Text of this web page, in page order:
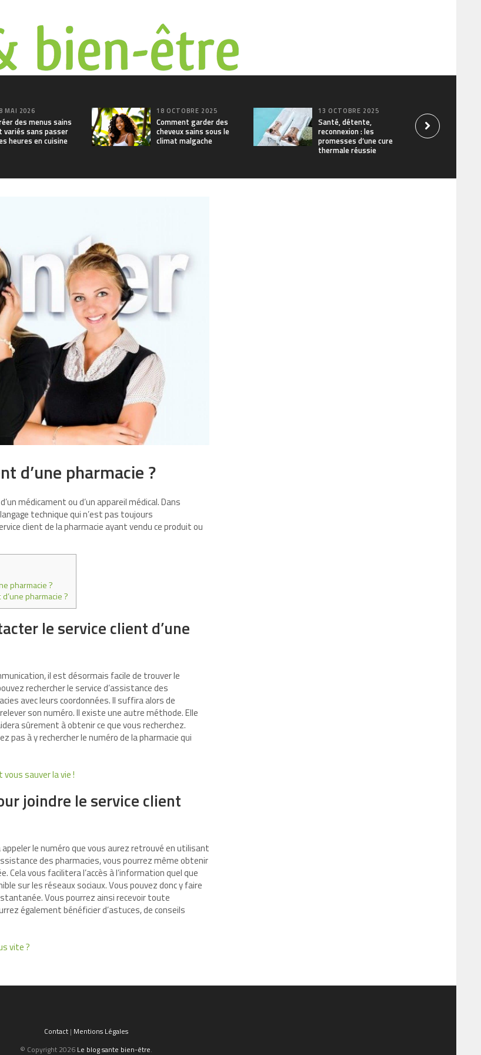
MAI 2026
des menus sains
variés sans passer
heures en cuisine
18 OCTOBRE 2025
Comment garder des
cheveux sains sous le
climat malgache
13 OCTOBRE 2025
Santé, détente,
reconnexion : les
promesses d’une cure
thermale réussie
d’une pharmacie ?
médicament ou d’un appareil médical. Dans
technique qui n’est pas toujours
client de la pharmacie ayant vendu ce produit ou
pharmacie ?
pharmacie ?
le service client d’une
il est désormais facile de trouver le
rechercher le service d’assistance des
avec leurs coordonnées. Il suffira alors de
son numéro. Il existe une autre méthode. Elle
sûrement à obtenir ce que vous recherchez.
pas à y rechercher le numéro de la pharmacie qui
sauver la vie !
joindre le service client
appeler le numéro que vous aurez retrouvé en utilisant
des pharmacies, vous pourrez même obtenir
Cela vous facilitera l’accès à l’information quel que
sur les réseaux sociaux. Vous pouvez donc y faire
Vous pourrez ainsi recevoir toute
également bénéficier d’astuces, de conseils
vite ?
Contact| Mentions Légales
© Copyright 2026 Le blog sante bien-être.